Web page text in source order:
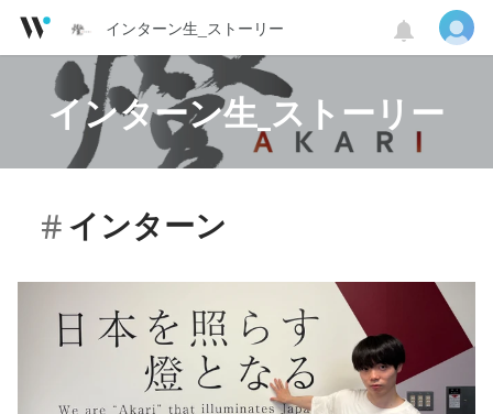
インターン生_ストーリー
インターン生_ストーリー
インターン